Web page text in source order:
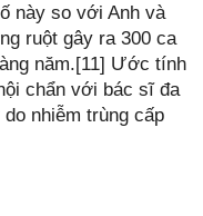
này so với Anh và
ruột gây ra 300 ca
năm.[11] Ước tính
chẩn với bác sĩ đa
nhiễm trùng cấp